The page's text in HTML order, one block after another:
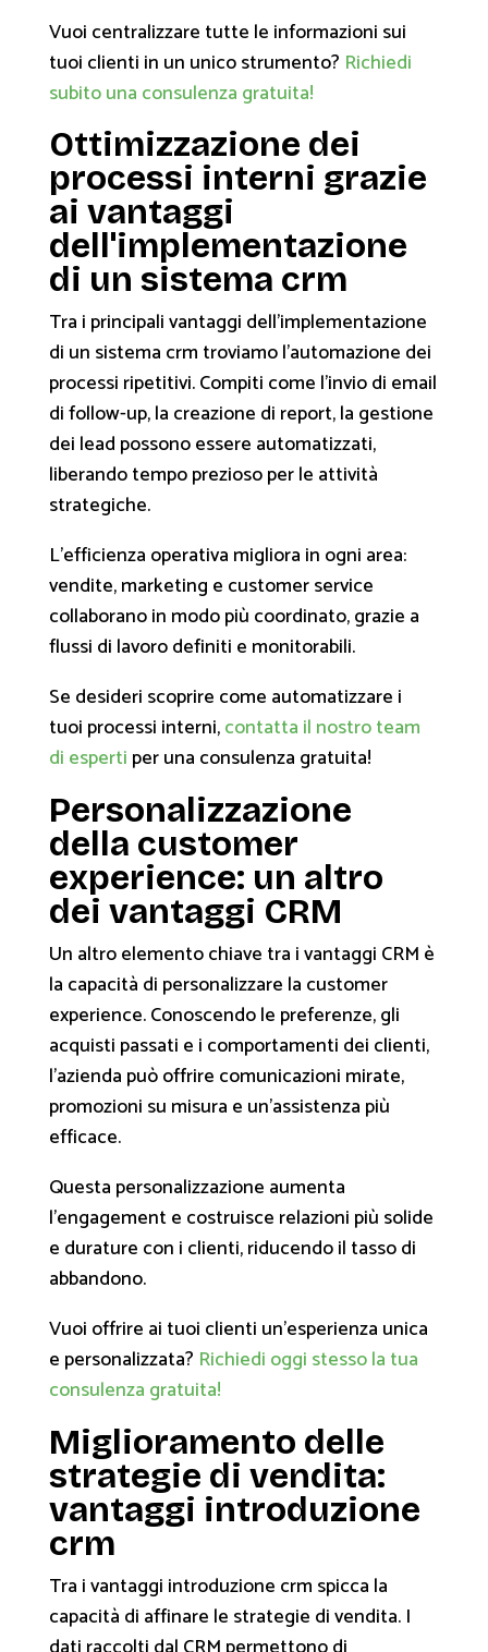
Vuoi centralizzare tutte le informazioni sui
tuoi clienti in un unico strumento? Richiedi
subito una consulenza gratuita!
Ottimizzazione dei
processi interni grazie
ai vantaggi
dell'implementazione
di un sistema crm
Tra i principali vantaggi dell'implementazione
di un sistema crm troviamo l'automazione dei
processi ripetitivi. Compiti come l'invio di email
di follow-up, la creazione di report, la gestione
dei lead possono essere automatizzati,
liberando tempo prezioso per le attività
strategiche.
L'efficienza operativa migliora in ogni area:
vendite, marketing e customer service
collaborano in modo più coordinato, grazie a
flussi di lavoro definiti e monitorabili.
Se desideri scoprire come automatizzare i
tuoi processi interni,contatta il nostro team
di esperti per una consulenza gratuita!
Personalizzazione
della customer
experience: un altro
dei vantaggi CRM
Un altro elemento chiave tra i vantaggi CRM è
la capacità di personalizzare la customer
experience. Conoscendo le preferenze, gli
acquisti passati e i comportamenti dei clienti,
l'azienda può offrire comunicazioni mirate,
promozioni su misura e un'assistenza più
efficace.
Questa personalizzazione aumenta
l'engagement e costruisce relazioni più solide
e durature con i clienti, riducendo il tasso di
abbandono.
Vuoi offrire ai tuoi clienti un'esperienza unica
e personalizzata? Richiedi oggi stesso la tua
consulenza gratuita!
Miglioramento delle
strategie di vendita:
vantaggi introduzione
crm
Tra i vantaggi introduzione crm spicca la
capacità di affinare le strategie di vendita. I